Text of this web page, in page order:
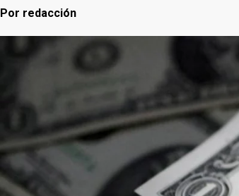
Por redacción